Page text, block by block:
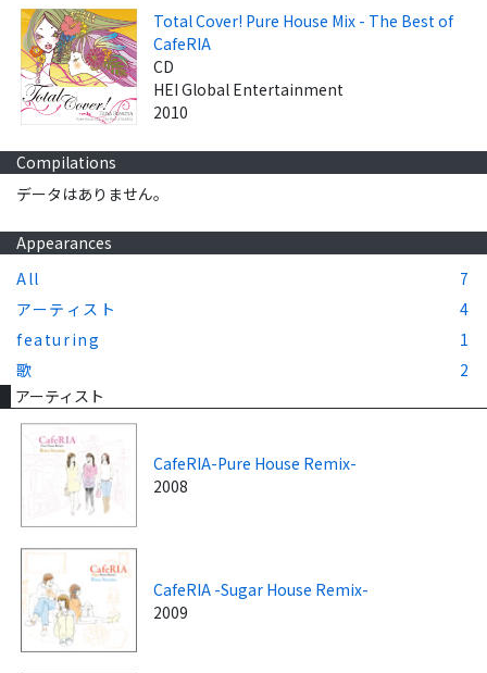
Total Cover! Pure House Mix - The Best of
CafeRIA
CD
HEI Global Entertainment
2010
Compilations
データはありません。
Appearances
All
7
アーティスト
4
featuring
1
歌
2
アーティスト
CafeRIA-Pure House Remix-
2008
CafeRIA -Sugar House Remix-
2009